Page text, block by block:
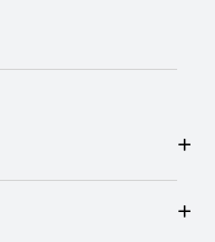
VajillasElectrodomésticos